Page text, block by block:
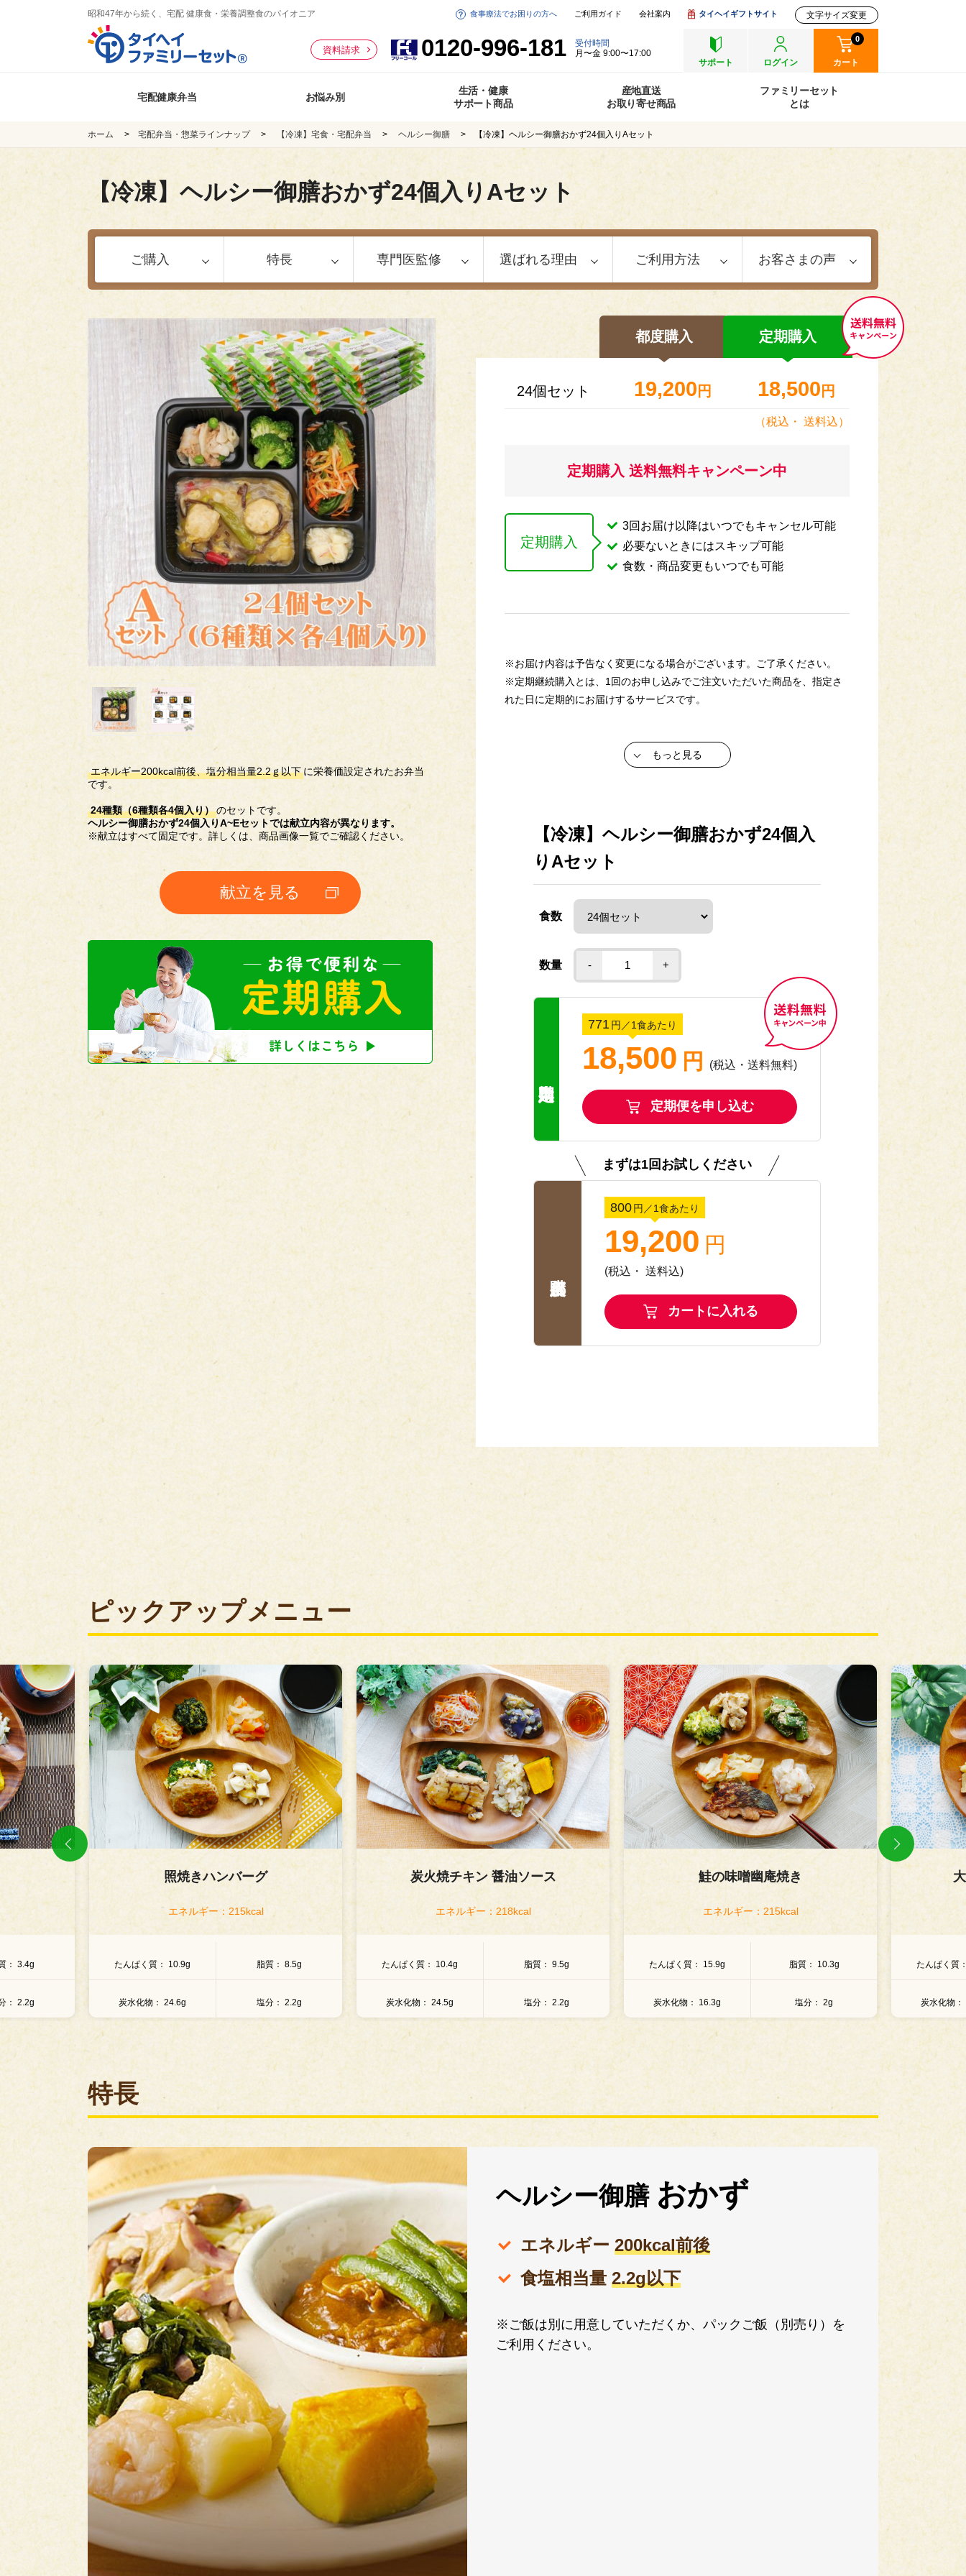
昭和47年から続く、宅配 健康食・栄養調整食のパイオニア
資料請求 0120-996-181
受付時間
月〜金 9:00〜17:00
サポート
ログイン カート
0
食事療法でお困りの方へ ご利用ガイド 会社案内 タイヘイギフトサイト 文字サイズ変更
宅配健康弁当 お悩み別
生活・健康
サポート商品
産地直送
お取り寄せ商品
ファミリーセット
とは
ホーム 宅配弁当・惣菜ラインナップ 【冷凍】宅食・宅配弁当 ヘルシー御膳 【冷凍】ヘルシー御膳おかず24個入りAセット
【冷凍】ヘルシー御膳おかず24個入りAセット
ご購入 特長 専門医監修 選ばれる理由 ご利用方法 お客さまの声
エネルギー200kcal前後、塩分相当量2.2ｇ以下 に栄養価設定されたお弁当
です。
24種類（6種類各4個入り） のセットです。
ヘルシー御膳おかず24個入りA~Eセットでは献立内容が異なります。
※献立はすべて固定です。詳しくは、商品画像一覧でご確認ください。
献立を見る
都度購入 定期購入
24個セット 19,200 円 18,500 円
（税込・ 送料込）
定期購入 送料無料キャンペーン中
定期購入
3回お届け以降はいつでもキャンセル可能
必要ないときにはスキップ可能
食数・商品変更もいつでも可能
※お届け内容は予告なく変更になる場合がございます。ご了承ください。
※定期継続購入とは、1回のお申し込みでご注文いただいた商品を、指定さ
れた日に定期的にお届けするサービスです。
脂質 ：7.6g
塩分相当量：2.2g
【献立名】 赤魚の煮付け
【栄養価】
たんぱく質：11.8g
脂質 ：7.4g
炭水化物 ：20.7g
塩分相当量：2.1g
【アレルゲン(28品目中)】 小麦・乳・卵・かに
【献立名】 和風ハンバーグ
たんぱく質：10.2g
脂質 ：9.9g
炭水化物 ：22.0g
塩分相当量：2.2g
【献立名】 青椒肉絲
【アレルゲン(28品目中)】 小麦・えび
【献立名】 野菜と豚肉のカレー炒め
エネルギー：216kcal
【献立名】 若鶏のパプリカ焼き
【栄養価】
エネルギー：204kcal
たんぱく質：11.0g
脂質 ：10.7g
炭水化物 ：19.1g
塩分相当量：2.1g
【アレルゲン(28品目中)】 小麦・乳・卵
もっと見る
【冷凍】ヘルシー御膳おかず24個入
りAセット
食数
数量 - +
771 円 ／1食あたり
18,500 円 (税込・送料無料)
定期便を申し込む
まずは1回お試しください
800円 ／1食あたり
19,200 円
(税込 ・ 送料込)
カートに入れる
ピックアップメニュー
Previous
8.5g
2.2g
炭火焼チキン 醤油ソース
エネルギー：218kcal
たんぱく質 10.4g 脂質 9.5g
炭水化物 24.5g 塩分 2.2g
鮭の味噌幽庵焼き
エネルギー：215kcal
たんぱく質 15.9g 脂質 10.3g
炭水化物 16.3g 塩分 2g
大根と鶏もも肉の旨煮
エネルギー：213kcal
たんぱく質 10.7g 脂質 9.3g
炭水化物 24.3g 塩分 2.2g
たんぱく質
炭水化物
特長
ヘルシー御膳 おかず
エネルギー 200kcal前後
食塩相当量 2.2g以下
※ご飯は別に用意していただくか、パックご飯（別売り）を
ご利用ください。